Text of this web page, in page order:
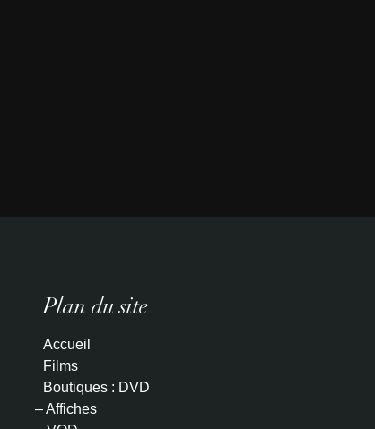
Plan du site
Accueil
Films
Boutiques : DVD
– Affiches